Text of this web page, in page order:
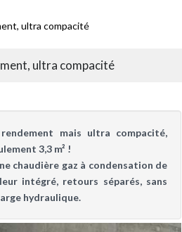
ultra compacité
ultra compacité
mais ultra compacité,
3,3 m² !
chaudière gaz à condensation de
intégré, retours séparés, sans
hydraulique.